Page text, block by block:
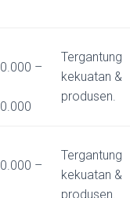
–
Tergantung
kekuatan &
produsen.
–
Tergantung
kekuatan &
produsen.